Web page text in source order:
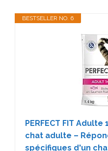
BESTSELLER NO. 6
PERFECT FIT
chat adulte –
spécifiques d'un